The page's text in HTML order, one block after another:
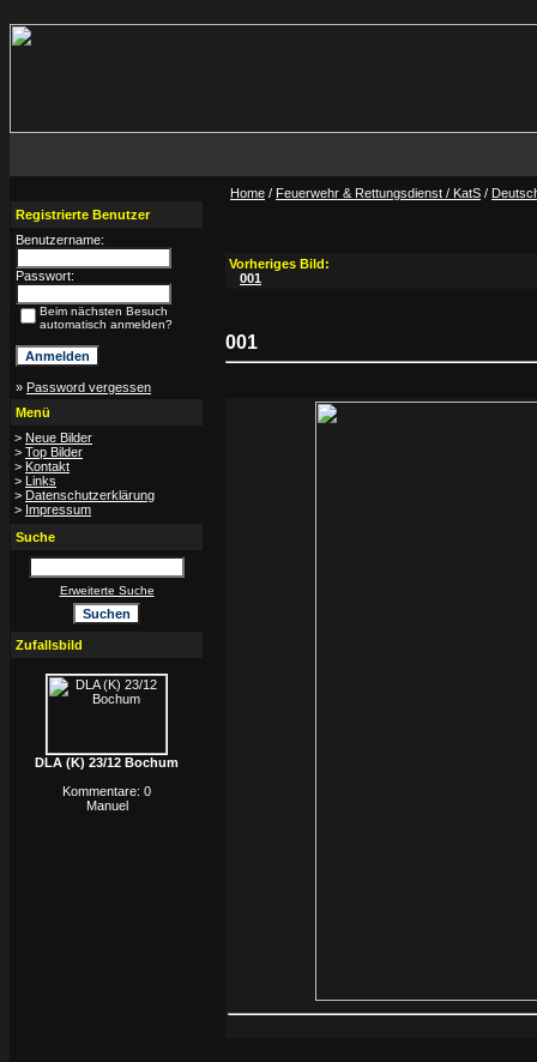
Registrierte Benutzer
Benutzername:
Passwort:
Beim nächsten Besuch
automatisch anmelden?
» Password vergessen
Menü
> Neue Bilder
> Top Bilder
> Kontakt
> Links
> Datenschutzerklärung
> Impressum
Suche
Erweiterte Suche
Zufallsbild
DLA (K) 23/12 Bochum
Kommentare: 0
Manuel
Home / Feuerwehr & Rettungsdienst / KatS /
Vorheriges Bild:
001
001